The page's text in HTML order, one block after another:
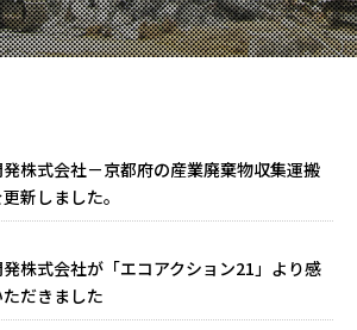
株式会社－京都府の産業廃棄物収集運搬
新しました。
株式会社が「エコアクション21」より感
だきました